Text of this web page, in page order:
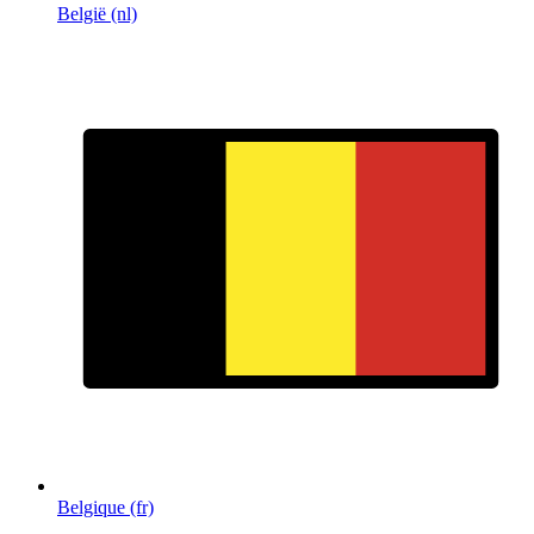
België (nl)
Belgique (fr)